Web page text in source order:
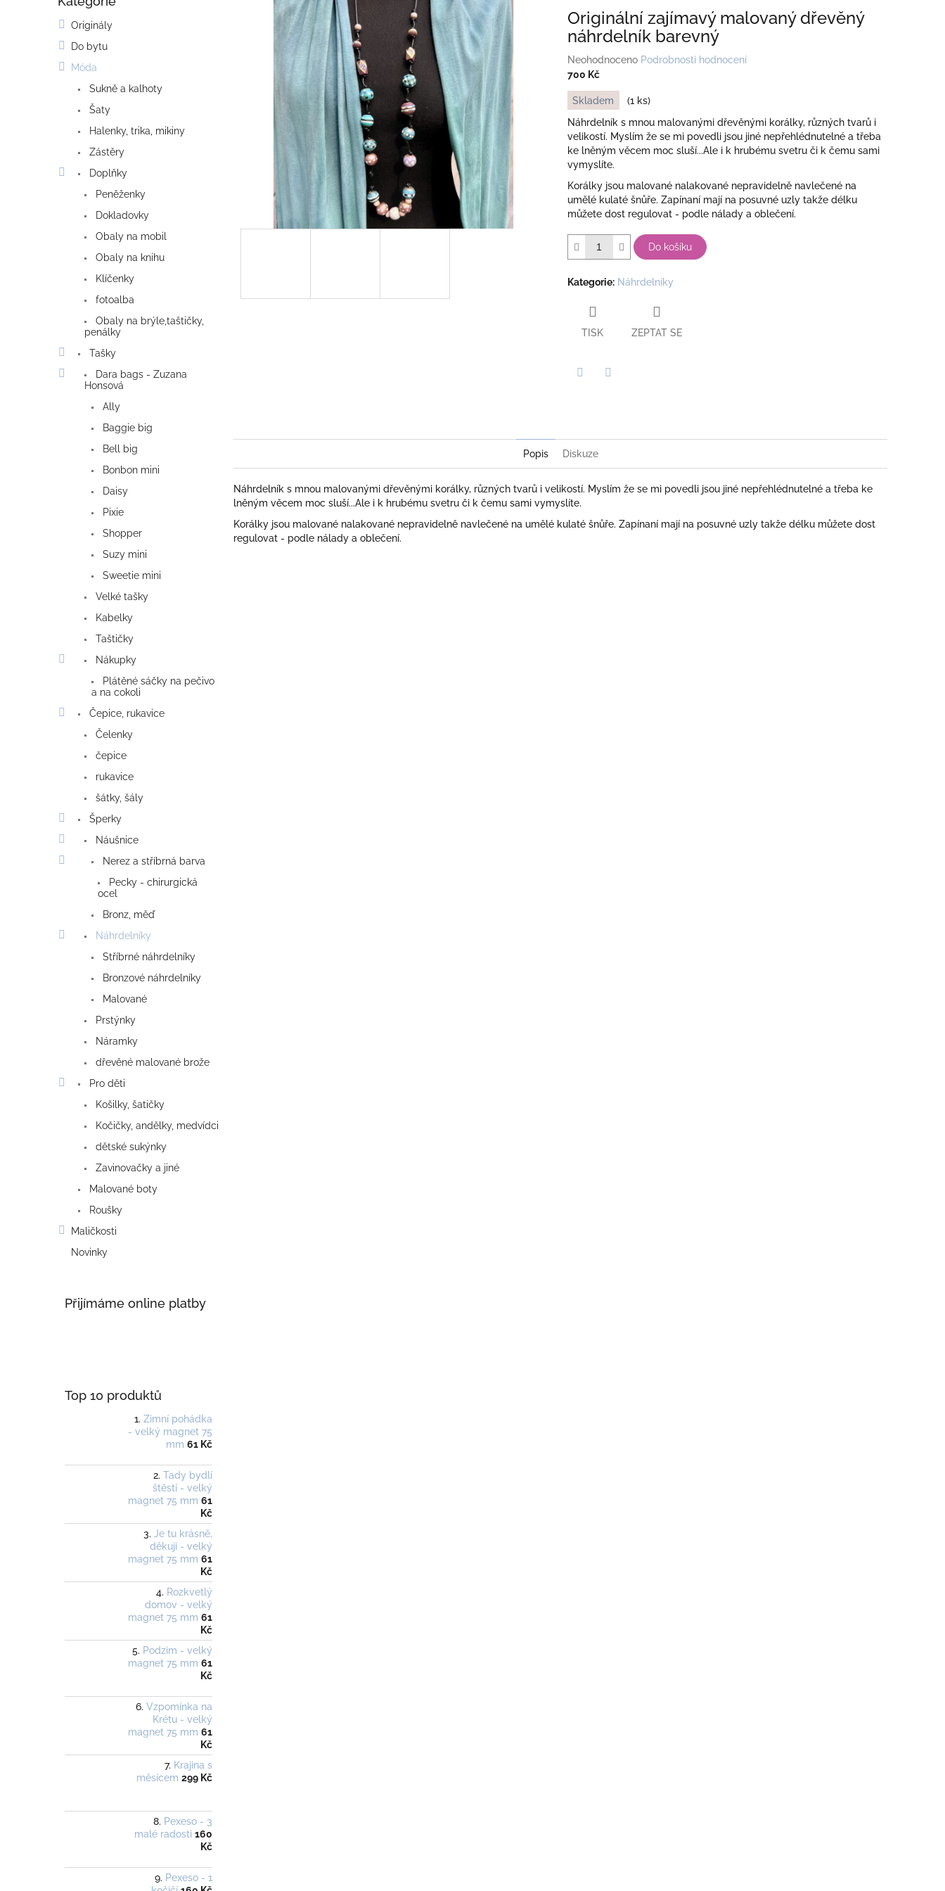
Originály
Do bytu
Móda
Sukně a kalhoty
Šaty
Halenky, trika, mikiny
Zástěry
Doplňky
Peněženky
Dokladovky
Obaly na mobil
Obaly na knihu
Klíčenky
fotoalba
Obaly na brýle,taštičky,
penálky
Tašky
Dara bags - Zuzana
Honsová
Ally
Baggie big
Bell big
Bonbon mini
Daisy
Pixie
Shopper
Suzy mini
Sweetie mini
Velké tašky
Kabelky
Taštičky
Nákupky
Plátěné sáčky na pečivo
a na cokoli
Čepice, rukavice
Čelenky
čepice
rukavice
šátky, šály
Šperky
Náušnice
Nerez a stříbrná barva
Pecky - chirurgická
ocel
Bronz, měď
Náhrdelníky
Stříbrné náhrdelníky
Bronzové náhrdelníky
Malované
Prstýnky
Náramky
dřevěné malované brože
Pro děti
Košilky, šatičky
Kočičky, andělky, medvídci
dětské sukýnky
Zavinovačky a jiné
Malované boty
Roušky
Maličkosti
Novinky
Přijímáme online platby
Top 10 produktů
Zimní pohádka
- velký magnet 75
mm 61 Kč
Tady bydlí
štěstí - velký
magnet 75 mm 61
Kč
Je tu krásně,
děkuji - velký
magnet 75 mm 61
Kč
Rozkvetlý
domov - velký
magnet 75 mm 61
Kč
Podzim - velký
magnet 75 mm 61
Kč
Vzpomínka na
Krétu - velký
magnet 75 mm 61
Kč
Krajina s
měsícem 299 Kč
Pexeso - 3
malé radosti 160
Kč
Pexeso - 1
Originální zajímavý malovaný dřevěný
náhrdelník barevný
Průměrné
hodnocení
je
0,0
z
5
hvězdiček.
Neohodnoceno Podrobnosti hodnocení
700 Kč
Měrná
cena:
Skladem
(1 ks)
Náhrdelník s mnou malovanými dřevěnými korálky, různých tvarů i
velikostí. Myslím že se mi povedli jsou jiné nepřehlédnutelné a třeba
ke lněným věcem moc sluší...Ale i k hrubému svetru či k čemu sami
vymyslíte.
Korálky jsou malované nalakované nepravidelně navlečené na
umělé kulaté šnůře. Zapínaní mají na posuvné uzly takže délku
můžete dost regulovat - podle nálady a oblečení.
Do košíku
Kategorie: Náhrdelníky
TISK ZEPTAT SE
Popis Diskuze
Náhrdelník s mnou malovanými dřevěnými korálky, různých tvarů i velikostí. Myslím že se mi povedli jsou jiné nepřehlédnutelné a třeba ke
lněným věcem moc sluší...Ale i k hrubému svetru či k čemu sami vymyslíte.
Korálky jsou malované nalakované nepravidelně navlečené na umělé kulaté šnůře. Zapínaní mají na posuvné uzly takže délku můžete dost
regulovat - podle nálady a oblečení.